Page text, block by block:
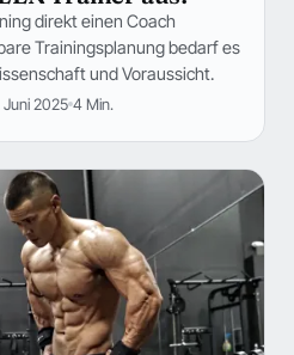
direkt einen Coach
Trainingsplanung bedarf es
und Voraussicht.
Juni 2025 4 Min.